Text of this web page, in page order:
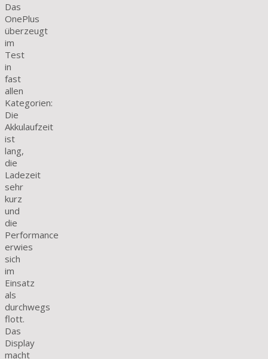
Das
OnePlus
überzeugt
im
Test
in
fast
allen
Kategorien:
Die
Akkulaufzeit
ist
lang,
die
Ladezeit
sehr
kurz
und
die
Performance
erwies
sich
im
Einsatz
als
durchwegs
flott.
Das
Display
macht